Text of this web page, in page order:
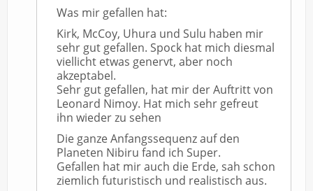
Was mir gefallen hat:
Kirk, McCoy, Uhura und Sulu haben mir
sehr gut gefallen. Spock hat mich diesmal
viellicht etwas genervt, aber noch
akzeptabel.
Sehr gut gefallen, hat mir der Auftritt von
Leonard Nimoy. Hat mich sehr gefreut
ihn wieder zu sehen
Die ganze Anfangssequenz auf den
Planeten Nibiru fand ich Super.
Gefallen hat mir auch die Erde, sah schon
ziemlich futuristisch und realistisch aus.